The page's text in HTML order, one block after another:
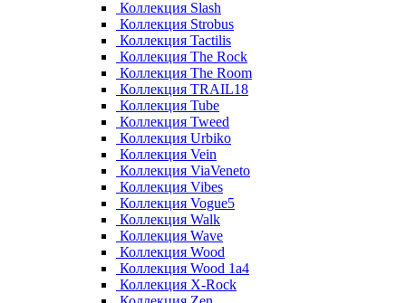
Коллекция Slash
Коллекция Strobus
Коллекция Tactilis
Коллекция The Rock
Коллекция The Room
Коллекция TRAIL18
Коллекция Tube
Коллекция Tweed
Коллекция Urbiko
Коллекция Vein
Коллекция ViaVeneto
Коллекция Vibes
Коллекция Vogue5
Коллекция Walk
Коллекция Wave
Коллекция Wood
Коллекция Wood 1a4
Коллекция X-Rock